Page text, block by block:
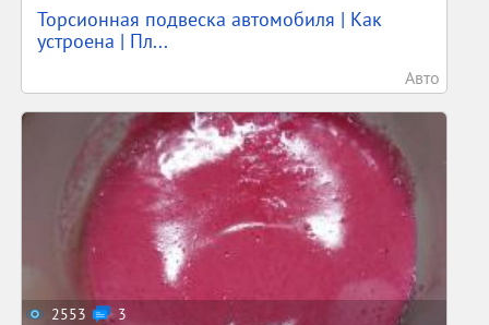
Торсионная подвеска автомобиля | Как
устроена | Пл...
Авто
2553 3